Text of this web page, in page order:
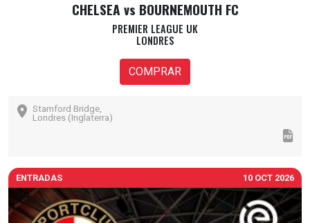
CHELSEA vs BOURNEMOUTH FC
PREMIER LEAGUE UK
LONDRES
COMPRAR
Stamford Bridge,
Londres (Inglaterra)
ENTRADAS 10 OCT 2026